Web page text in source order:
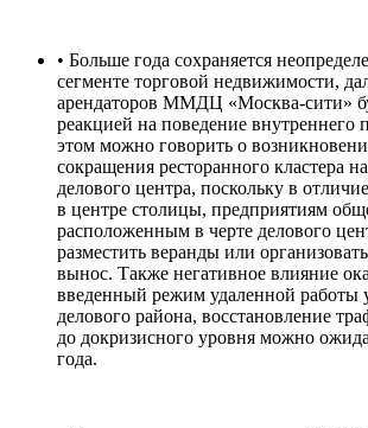
• Больше года сохраняется
сегменте торговой недвижимости,
арендаторов ММДЦ «Москва-сити»
реакцией на поведение внутреннего
этом можно говорить о
сокращения ресторанного кластера
делового центра, поскольку в
в центре столицы, предприятиям
расположенным в черте делового
разместить веранды или
вынос. Также негативное влияние
введенный режим удаленной работы
делового района, восстановление
до докризисного уровня можно
года.